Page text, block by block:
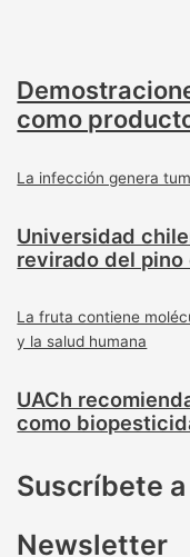
como
La infección genera
Universidad
revirado del
La fruta contiene
y la salud humana
UACh
como
Suscríbete
Newsletter